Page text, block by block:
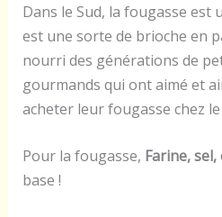
Dans le Sud, la fougasse est
est une sorte de brioche en
nourri des générations de
gourmands qui ont aimé et
acheter leur fougasse chez
Pour la fougasse, Farine,
base !